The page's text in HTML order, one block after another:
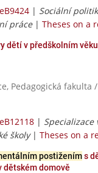
| Sociální
práce| Theses on a
dětí v předškolním
Pedagogická fakulta
| Specializace
školy| Theses on a
postiženíms
dětském domově